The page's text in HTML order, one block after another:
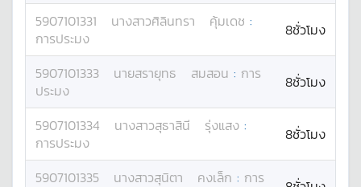
5907101331 นางสาวศิลินทรา คุ้มเดช :
การประมง
8ชั่วโมง
5907101333 นายสรายุทธ สมสอน : การ
ประมง
8ชั่วโมง
5907101334 นางสาวสุธาสินี รุ่งแสง :
การประมง
8ชั่วโมง
5907101335 นางสาวสุนิตา คงเล็ก : การ